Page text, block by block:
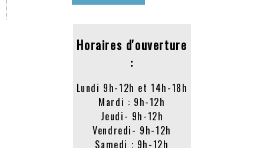
Horaires d'ouverture
:
Lundi 9h-12h et 14h-18h
Mardi : 9h-12h
Jeudi- 9h-12h
Vendredi- 9h-12h
Samedi : 9h-12h